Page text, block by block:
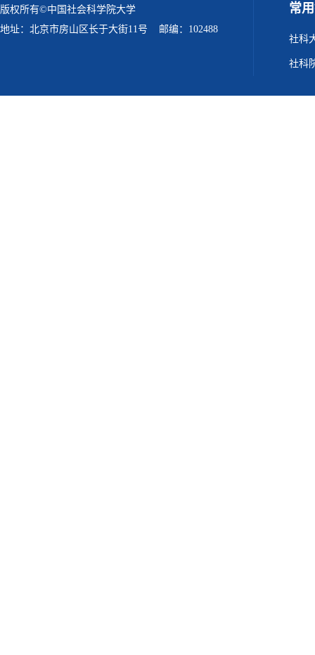
版权所有©中国社会科学院大学
地址：北京市房山区长于大街11号 邮编：102488
常
社科
社科